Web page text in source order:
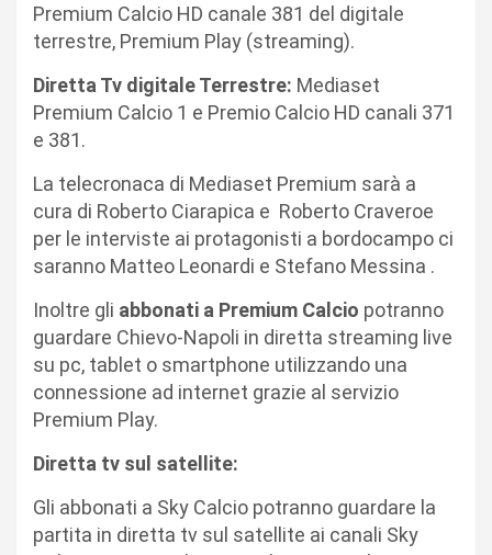
Premium Calcio HD canale 381 del digitale
terrestre, Premium Play (streaming).
Diretta Tv digitale Terrestre: Mediaset
Premium Calcio 1 e Premio Calcio HD canali 371
e 381.
La telecronaca di Mediaset Premium sarà a
cura di Roberto Ciarapica e Roberto Craveroe
per le interviste ai protagonisti a bordocampo ci
saranno Matteo Leonardi e Stefano Messina .
Inoltre gli abbonati a Premium Calcio potranno
guardare Chievo-Napoli in diretta streaming live
su pc, tablet o smartphone utilizzando una
connessione ad internet grazie al servizio
Premium Play.
Diretta tv sul satellite:
Gli abbonati a Sky Calcio potranno guardare la
partita in diretta tv sul satellite ai canali Sky